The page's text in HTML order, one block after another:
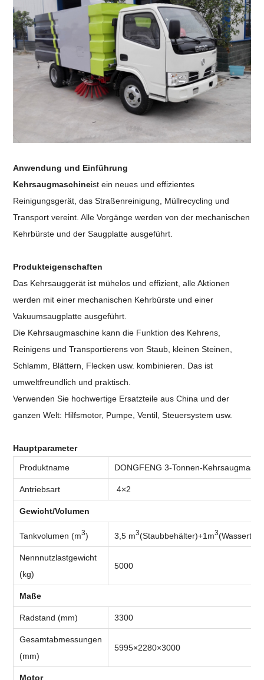
Anwendung und Einführung
Kehrsaugmaschineist ein neues und effizientes
Reinigungsgerät, das Straßenreinigung, Müllrecycling und
Transport vereint. Alle Vorgänge werden von der mechanischen
Kehrbürste und der Saugplatte ausgeführt.
Produkteigenschaften
Das Kehrsauggerät ist mühelos und effizient, alle Aktionen
werden mit einer mechanischen Kehrbürste und einer
Vakuumsaugplatte ausgeführt.
Die Kehrsaugmaschine kann die Funktion des Kehrens,
Reinigens und Transportierens von Staub, kleinen Steinen,
Schlamm, Blättern, Flecken usw. kombinieren. Das ist
umweltfreundlich und praktisch.
Verwenden Sie hochwertige Ersatzteile aus China und der
ganzen Welt: Hilfsmotor, Pumpe, Ventil, Steuersystem usw.
Hauptparameter
Produktname DONGFENG 3-Tonnen-
Antriebsart 4×2
Gewicht/Volumen
Tankvolumen (m3) 3,5 m3(Staubbehälter)+1m3
Nennnutzlastgewicht
(kg)
5000
Maße
Radstand (mm) 3300
Gesamtabmessungen
(mm)
5995×2280×3000
Motor